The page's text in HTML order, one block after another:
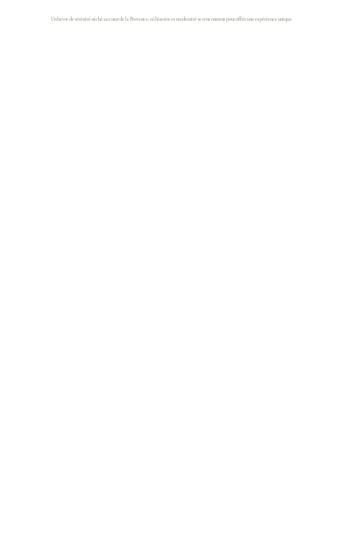
Un havre de sérénité niché au cœur de la Provence, où histoire et modernité se rencontrent pour offrir une expérience unique.